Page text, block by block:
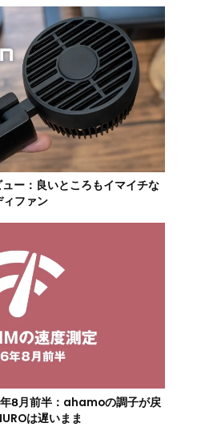
ー：良いところもイマイチな
ィファン
8月前半：ahamoの調子が戻
は遅いまま